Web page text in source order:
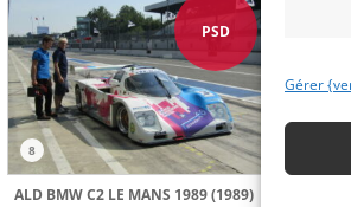
Gérer
PSD
8
ALD BMW C2 LE MANS 1989 (1989)